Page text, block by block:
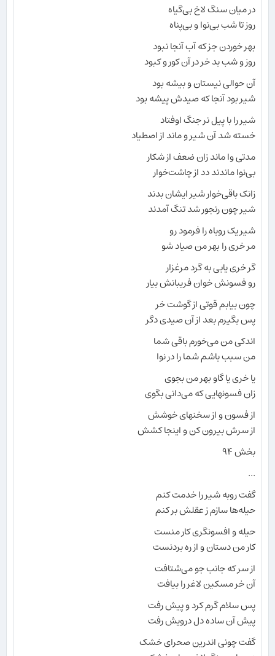
در میان سنگ لاخ بی‌گیاه
روز تا شب بی‌نوا و بی‌پناه
بهر خوردن جز که آب آنجا نبود
روز و شب بد خر در آن کور و کبود
آن حوالی نیستان و بیشه بود
شیر بود آنجا که صیدش پیشه بود
شیر را با پیل نر جنگ اوفتاد
خسته شد آن شیر و ماند از اصطیاد
مدتی وا ماند زان ضعف از شکار
بی‌نوا ماندند دد از چاشت‌خوار
زانک باقی‌خوار شیر ایشان بدند
شیر چون رنجور شد تنگ آمدند
شیر یک روباه را فرمود رو
مر خری را بهر من صیاد شو
گر خری یابی به گرد مرغزار
رو فسونش خوان فریبانش بیار
چون بیابم قوتی از گوشت خر
پس بگیرم بعد از آن صیدی دگر
اندکی من می‌خورم باقی شما
من سبب باشم شما را در نوا
یا خری یا گاو بهر من بجوی
زان فسونهایی که می‌دانی بگوی
از فسون و از سخنهای خوشش
از سرش بیرون کن و اینجا کشش
بخش ۹۴
...
گفت روبه شیر را خدمت کنم
حیله‌ها سازم ز عقلش بر کنم
حیله و افسونگری کار منست
کار من دستان و از ره بردنست
از سر که جانب جو می‌شتافت
آن خر مسکین لاغر را بیافت
پس سلام گرم کرد و پیش رفت
پیش آن ساده دل درویش رفت
گفت چونی اندرین صحرای خشک